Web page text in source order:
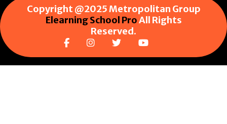
Copyright @2025 Metropolitan Group
Elearning School ProAll Rights
Reserved.